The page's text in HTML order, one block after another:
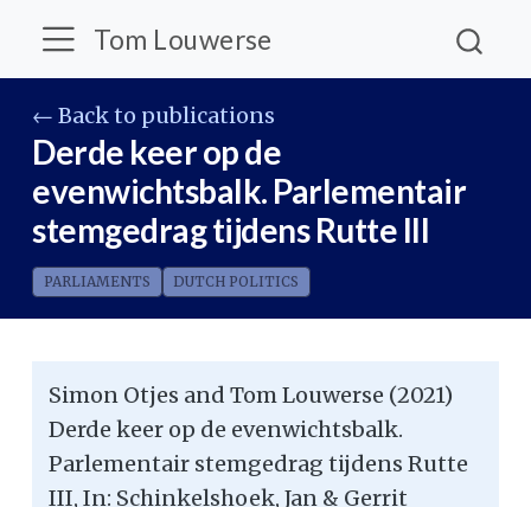
Tom Louwerse
← Back to publications
Derde keer op de
evenwichtsbalk. Parlementair
stemgedrag tijdens Rutte III
PARLIAMENTS DUTCH POLITICS
Simon Otjes and Tom Louwerse (2021)
Derde keer op de evenwichtsbalk.
Parlementair stemgedrag tijdens Rutte
III, In: Schinkelshoek, Jan & Gerrit